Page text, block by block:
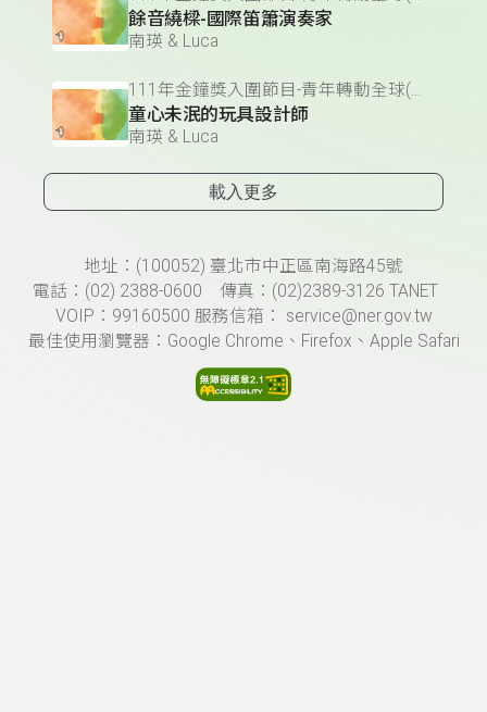
餘音繞樑-國際笛簫演奏家
南瑛 & Luca
111年金鐘獎入圍節目-青年轉動全球(少年節目&主持人獎)
童心未泯的玩具設計師
南瑛 & Luca
載入更多
頁尾資訊地址：(100052) 臺北市中正區南海路45號
電話：(02) 2388-0600 傳真：(02)2389-3126 TANET
VOIP：99160500 服務信箱： service@ner.gov.tw
最佳使用瀏覽器：Google Chrome、Firefox、Apple Safari